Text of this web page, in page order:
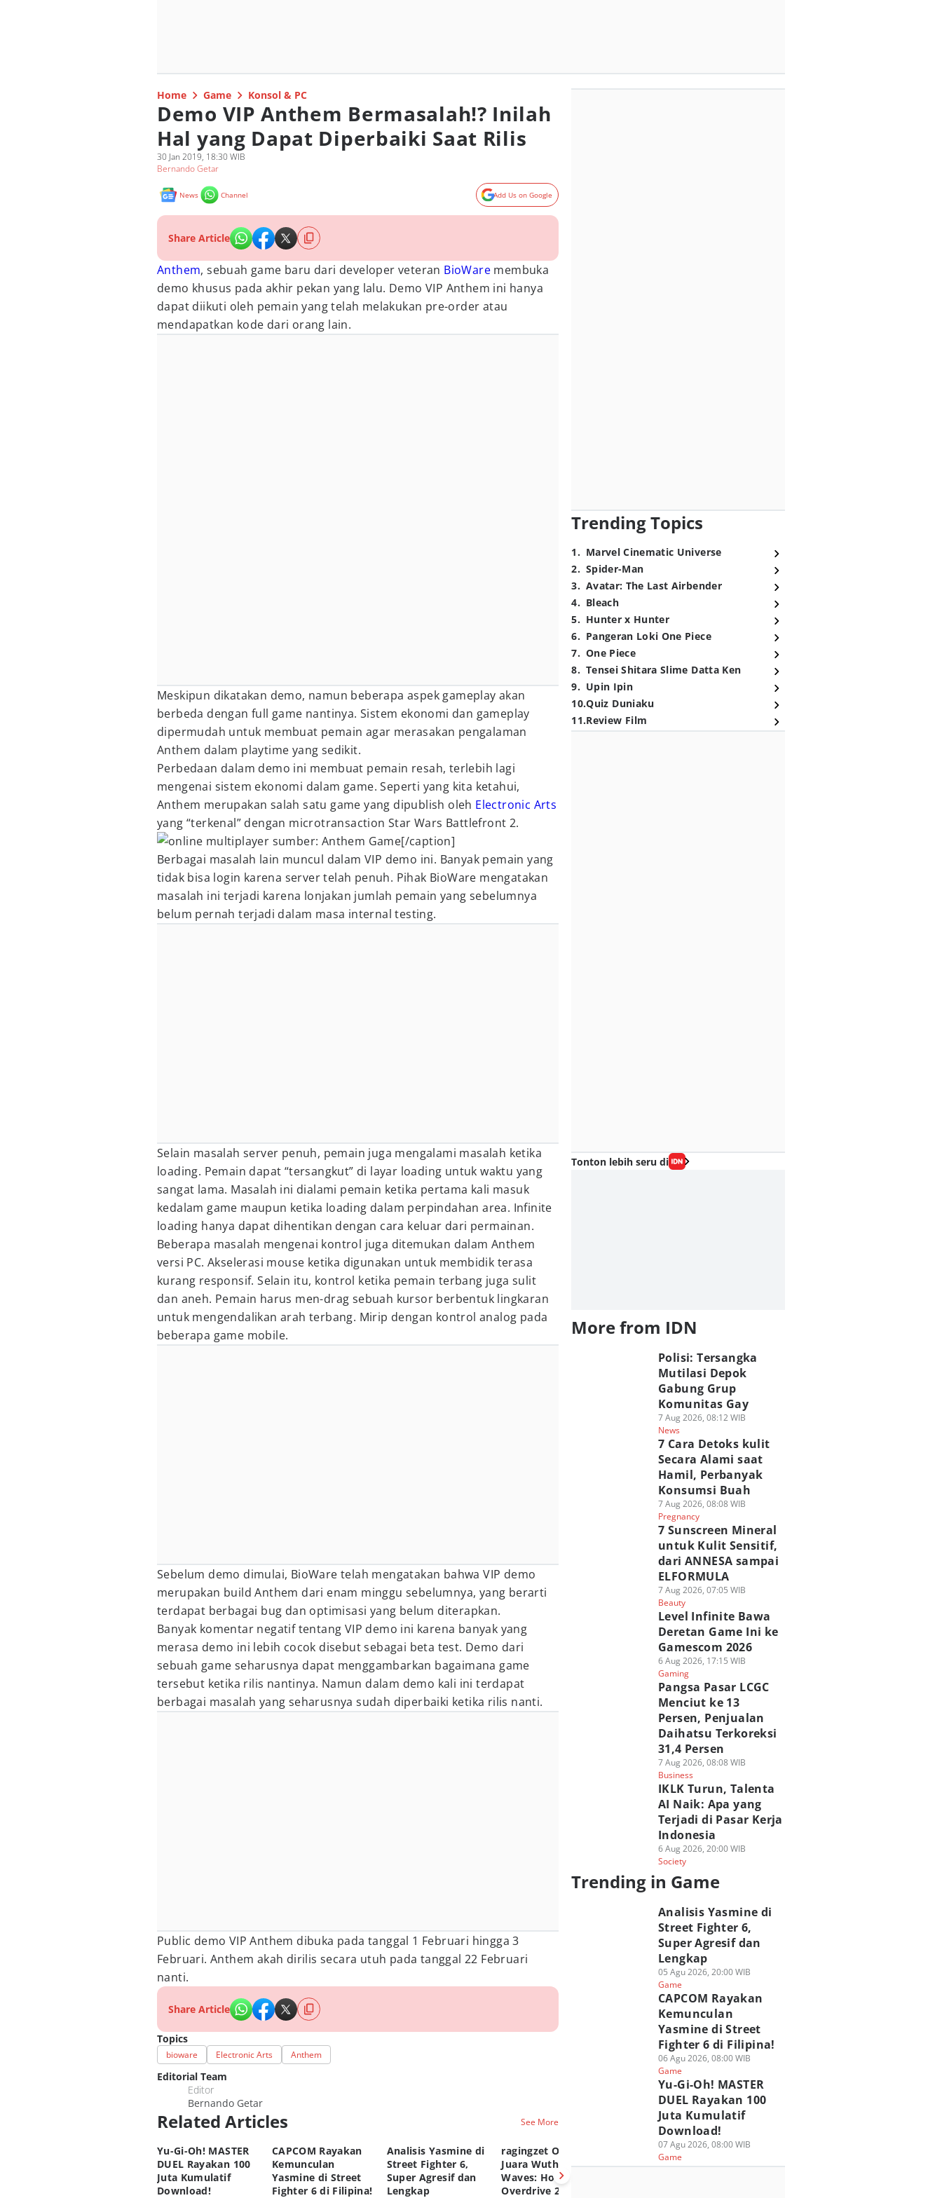
Home Game Konsol & PC
Demo VIP Anthem Bermasalah!? Inilah
Hal yang Dapat Diperbaiki Saat Rilis
30 Jan 2019, 18:30 WIB
Bernando Getar
News Channel Add Us on Google
Share Article
Anthem, sebuah game baru dari developer veteran BioWare membuka
demo khusus pada akhir pekan yang lalu. Demo VIP Anthem ini hanya
dapat diikuti oleh pemain yang telah melakukan pre-order atau
mendapatkan kode dari orang lain.
Meskipun dikatakan demo, namun beberapa aspek gameplay akan
berbeda dengan full game nantinya. Sistem ekonomi dan gameplay
dipermudah untuk membuat pemain agar merasakan pengalaman
Anthem dalam playtime yang sedikit.
Perbedaan dalam demo ini membuat pemain resah, terlebih lagi
mengenai sistem ekonomi dalam game. Seperti yang kita ketahui,
Anthem merupakan salah satu game yang dipublish oleh Electronic Arts
yang “terkenal” dengan microtransaction Star Wars Battlefront 2.
sumber: Anthem Game[/caption]
Berbagai masalah lain muncul dalam VIP demo ini. Banyak pemain yang
tidak bisa login karena server telah penuh. Pihak BioWare mengatakan
masalah ini terjadi karena lonjakan jumlah pemain yang sebelumnya
belum pernah terjadi dalam masa internal testing.
Selain masalah server penuh, pemain juga mengalami masalah ketika
loading. Pemain dapat “tersangkut” di layar loading untuk waktu yang
sangat lama. Masalah ini dialami pemain ketika pertama kali masuk
kedalam game maupun ketika loading dalam perpindahan area. Infinite
loading hanya dapat dihentikan dengan cara keluar dari permainan.
Beberapa masalah mengenai kontrol juga ditemukan dalam Anthem
versi PC. Akselerasi mouse ketika digunakan untuk membidik terasa
kurang responsif. Selain itu, kontrol ketika pemain terbang juga sulit
dan aneh. Pemain harus men-drag sebuah kursor berbentuk lingkaran
untuk mengendalikan arah terbang. Mirip dengan kontrol analog pada
beberapa game mobile.
Sebelum demo dimulai, BioWare telah mengatakan bahwa VIP demo
merupakan build Anthem dari enam minggu sebelumnya, yang berarti
terdapat berbagai bug dan optimisasi yang belum diterapkan.
Banyak komentar negatif tentang VIP demo ini karena banyak yang
merasa demo ini lebih cocok disebut sebagai beta test. Demo dari
sebuah game seharusnya dapat menggambarkan bagaimana game
tersebut ketika rilis nantinya. Namun dalam demo kali ini terdapat
berbagai masalah yang seharusnya sudah diperbaiki ketika rilis nanti.
Public demo VIP Anthem dibuka pada tanggal 1 Februari hingga 3
Februari. Anthem akah dirilis secara utuh pada tanggal 22 Februari
nanti.
Share Article
Topics
bioware Electronic Arts Anthem
Editorial Team
Editor
Bernando Getar
Related Articles See More
Yu-Gi-Oh! MASTER
DUEL Rayakan 100
Juta Kumulatif
Download!
CAPCOM Rayakan
Kemunculan
Yasmine di Street
Fighter 6 di Filipina!
Analisis Yasmine di
Street Fighter 6,
Super Agresif dan
Lengkap
ragingzet Obrolin
Juara Wuthering
Waves: Holographic
Overdrive 2026!
PUBG MOBILE
Luncurkan Druvaen
Genshin Impact
Akhirnya Tiba di
Trending Topics
1. Marvel Cinematic Universe
2. Spider-Man
3. Avatar: The Last Airbender
4. Bleach
5. Hunter x Hunter
6. Pangeran Loki One Piece
7. One Piece
8. Tensei Shitara Slime Datta Ken
9. Upin Ipin
10.Quiz Duniaku
11.Review Film
Tonton lebih seru di
More from IDN
Polisi: Tersangka
Mutilasi Depok
Gabung Grup
Komunitas Gay
7 Aug 2026, 08:12 WIB
News
7 Cara Detoks kulit
Secara Alami saat
Hamil, Perbanyak
Konsumsi Buah
7 Aug 2026, 08:08 WIB
Pregnancy
7 Sunscreen Mineral
untuk Kulit Sensitif,
dari ANNESA sampai
ELFORMULA
7 Aug 2026, 07:05 WIB
Beauty
Level Infinite Bawa
Deretan Game Ini ke
Gamescom 2026
6 Aug 2026, 17:15 WIB
Gaming
Pangsa Pasar LCGC
Menciut ke 13
Persen, Penjualan
Daihatsu Terkoreksi
31,4 Persen
7 Aug 2026, 08:08 WIB
Business
IKLK Turun, Talenta
AI Naik: Apa yang
Terjadi di Pasar Kerja
Indonesia
6 Aug 2026, 20:00 WIB
Society
Trending in Game
Analisis Yasmine di
Street Fighter 6,
Super Agresif dan
Lengkap
05 Agu 2026, 20:00 WIB
Game
CAPCOM Rayakan
Kemunculan
Yasmine di Street
Fighter 6 di Filipina!
06 Agu 2026, 08:00 WIB
Game
Yu-Gi-Oh! MASTER
DUEL Rayakan 100
Juta Kumulatif
Download!
07 Agu 2026, 08:00 WIB
Game